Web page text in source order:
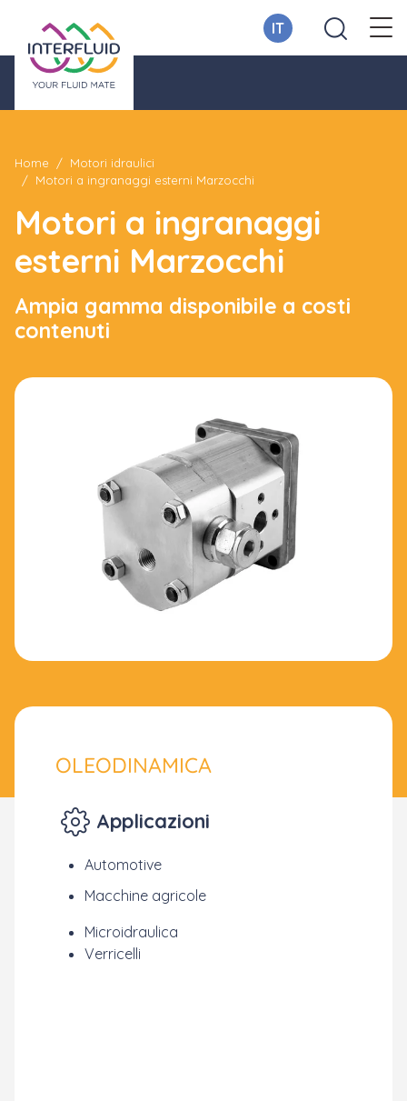
IT
Home
Motori idraulici
Motori a ingranaggi esterni Marzocchi
Motori a ingranaggi
esterni Marzocchi
Ampia gamma disponibile a costi
contenuti
OLEODINAMICA
Applicazioni
Automotive
Macchine agricole
Microidraulica
Verricelli